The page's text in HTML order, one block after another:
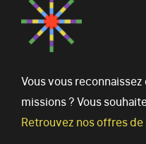
Vous vous
missions ? Vous
Retrouvez nos offres